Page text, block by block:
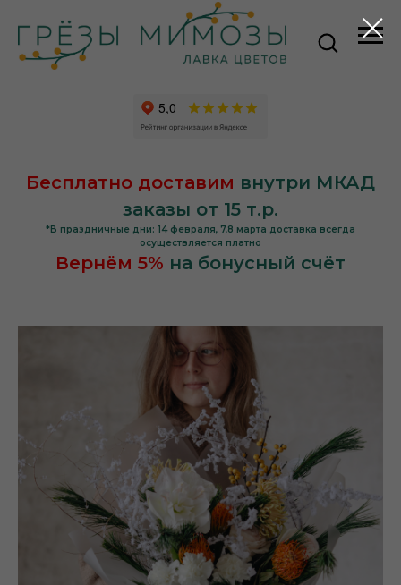
Бесплатно доставим внутри МКАД
заказы от 15 т.р.
*В праздничные дни: 14 февраля, 7,8 марта доставка всегда
осуществляется платно
Вернём 5% на бонусный счёт